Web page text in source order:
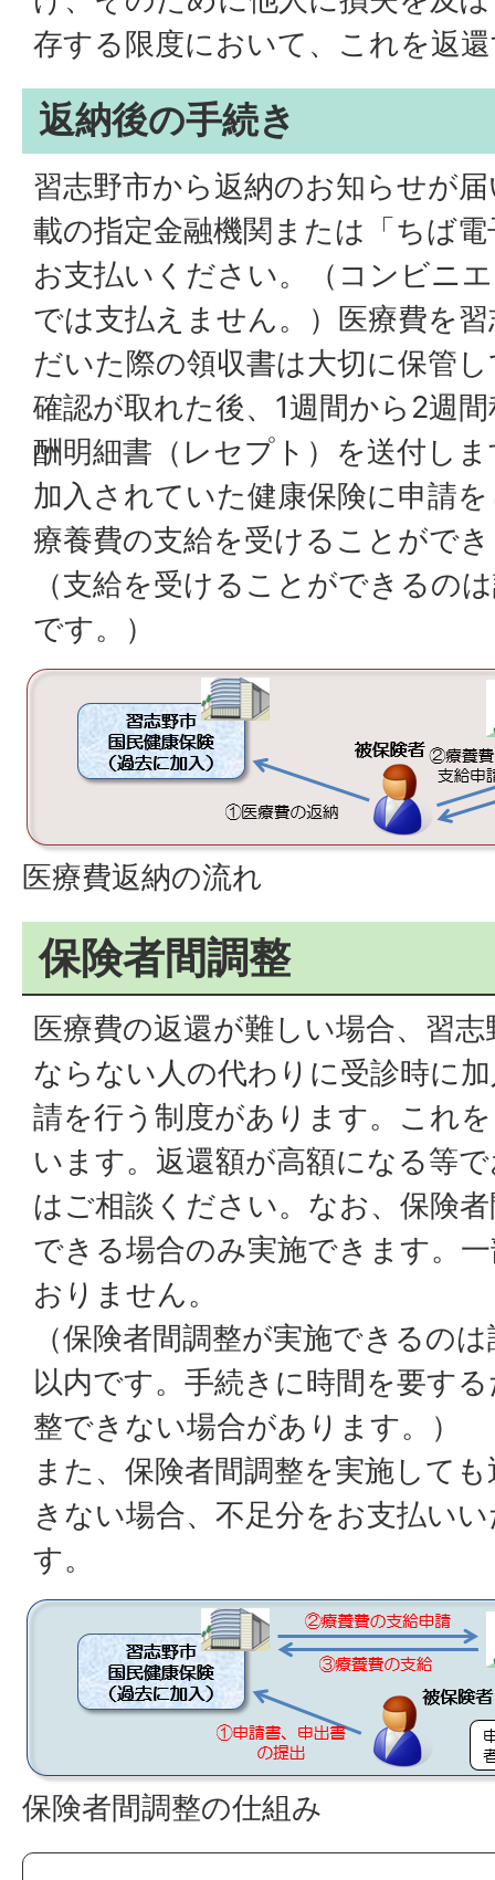
存する限度において、これを返
返納後の手続き
習志野市から返納のお知らせが
載の指定金融機関または「ちば
お支払いください。（コンビニ
では支払えません。）医療費を
だいた際の領収書は大切に保管
確認が取れた後、1週間から2週
酬明細書（レセプト）を送付し
加入されていた健康保険に申請
療養費の支給を受けることがで
（支給を受けることができるの
です。）
医療費返納の流れ
保険者間調整
医療費の返還が難しい場合、習
ならない人の代わりに受診時に
請を行う制度があります。これ
います。返還額が高額になる等
はご相談ください。なお、保険
できる場合のみ実施できます。
おりません。
（保険者間調整が実施できるの
以内です。手続きに時間を要す
整できない場合があります。）
また、保険者間調整を実施して
きない場合、不足分をお支払い
す。
保険者間調整の仕組み